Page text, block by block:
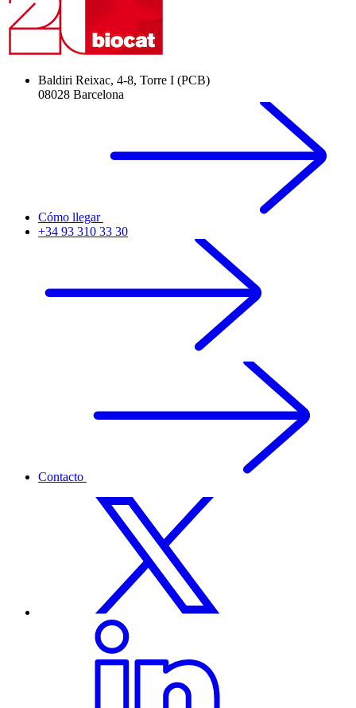
Baldiri Reixac, 4-8, Torre I (PCB)
08028 Barcelona
Cómo llegar
+34 93 310 33 30
Contacto